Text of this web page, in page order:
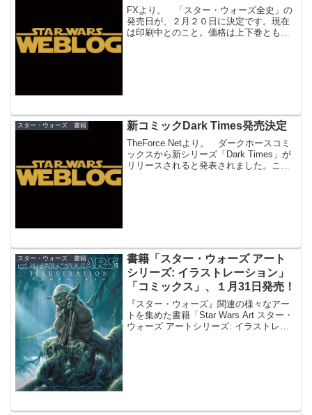
FXより。 「スター・ウォーズ全史」の
発売日が、２月２０日に決定です。現在
は印刷中とのこと。価格は上下巻とも各
スター・ウォーズ 書籍 新コミックDark Times発売決定
TheForce.Netより。 ダークホースコミ
ックスから新シリーズ「Dark Times」が
リリースされると発表されました。この
スター・ウォーズ 書籍
書籍「スター・ウォーズ アート
シリーズ: イラストレーション」
「コミックス」、１月31日発売！
『スター・ウォーズ』関連の様々なアー
トを集めた書籍「Star Wars Art スター・
ウォーズ アートシリーズ: イラストレー